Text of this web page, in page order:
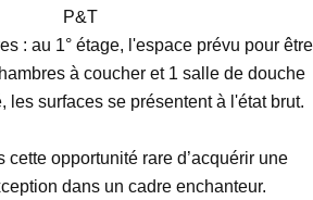
P&T
: au 1° étage, l'espace prévu pour être
à coucher et 1 salle de douche
les surfaces se présentent à l'état brut.
cette opportunité rare d’acquérir une
dans un cadre enchanteur.